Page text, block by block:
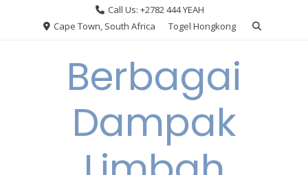
Call Us: +2782 444 YEAH
Cape Town, South Africa
Togel Hongkong
Berbagai
Dampak